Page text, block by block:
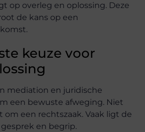
op overleg en oplossing. Deze
de kans op een
keuze voor
mediation en juridische
een bewuste afweging. Niet
om een rechtszaak. Vaak ligt de
en begrip.